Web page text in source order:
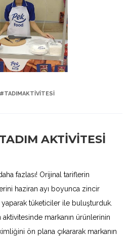
#TADIMAKTIVITESI
AKTIVITESI
fazlası! Orijinal tariflerin
haziran ayı boyunca zincir
tüketiciler ile buluşturduk.
markanın ürünlerinin
ön plana çıkararak markanın